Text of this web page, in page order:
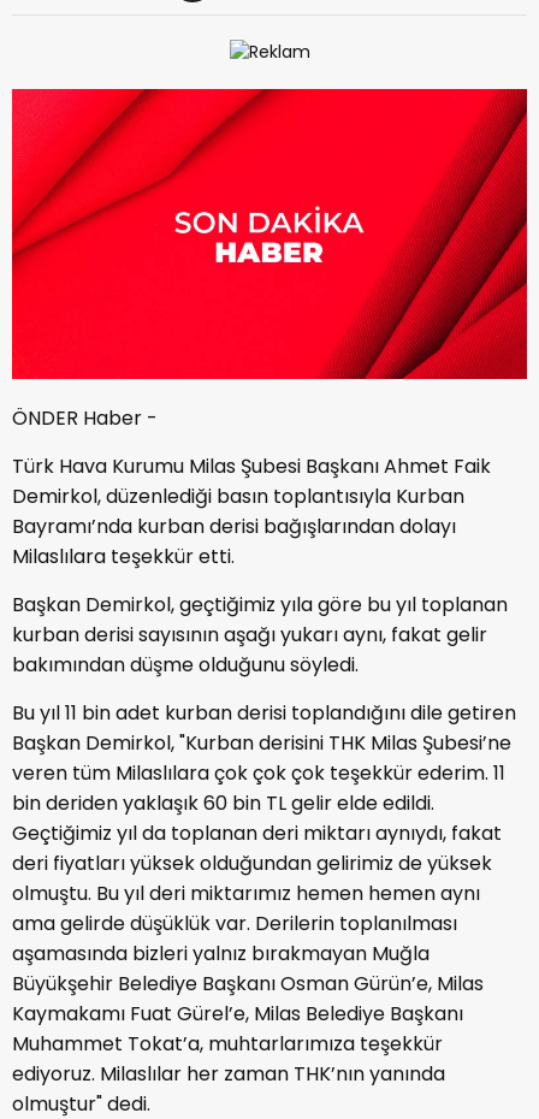
ÖNDER Haber -
Türk Hava Kurumu Milas Şubesi Başkanı Ahmet Faik
Demirkol, düzenlediği basın toplantısıyla Kurban
Bayramı’nda kurban derisi bağışlarından dolayı
Milaslılara teşekkür etti.
Başkan Demirkol, geçtiğimiz yıla göre bu yıl toplanan
kurban derisi sayısının aşağı yukarı aynı, fakat gelir
bakımından düşme olduğunu söyledi.
Bu yıl 11 bin adet kurban derisi toplandığını dile getiren
Başkan Demirkol, "Kurban derisini THK Milas Şubesi’ne
veren tüm Milaslılara çok çok çok teşekkür ederim. 11
bin deriden yaklaşık 60 bin TL gelir elde edildi.
Geçtiğimiz yıl da toplanan deri miktarı aynıydı, fakat
deri fiyatları yüksek olduğundan gelirimiz de yüksek
olmuştu. Bu yıl deri miktarımız hemen hemen aynı
ama gelirde düşüklük var. Derilerin toplanılması
aşamasında bizleri yalnız bırakmayan Muğla
Büyükşehir Belediye Başkanı Osman Gürün’e, Milas
Kaymakamı Fuat Gürel’e, Milas Belediye Başkanı
Muhammet Tokat’a, muhtarlarımıza teşekkür
ediyoruz. Milaslılar her zaman THK’nın yanında
olmuştur" dedi.